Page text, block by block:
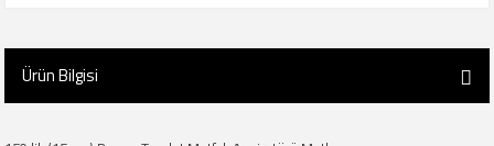
Ürün Bilgisi